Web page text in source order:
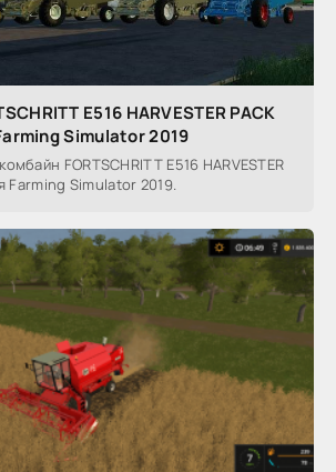
E516 HARVESTER PACK
Simulator 2019
FORTSCHRITT E516 HARVESTER
Farming Simulator 2019.